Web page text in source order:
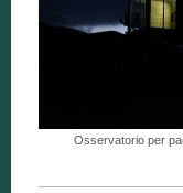
Osservatorio per